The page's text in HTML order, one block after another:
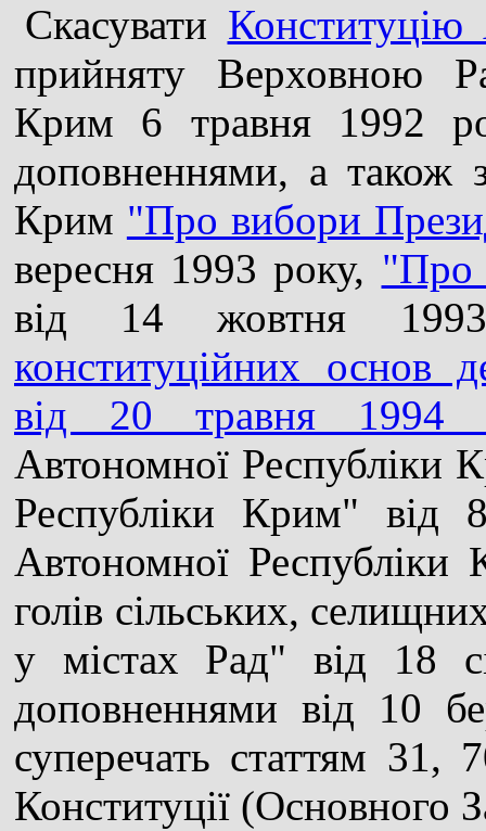
Скасувати
прийняту Верховною
Крим 6 травня 1992
доповненнями, а також
Крим "Про вибори
вересня 1993 року, "Про
від 14 жовтня
конституційних основ
від 20 травня 1994
Автономної Республіки
Республіки Крим" від
Автономної
голів сільських,
у містах Рад" від 18
доповненнями від 10
суперечать статтям
Конституції (Основного